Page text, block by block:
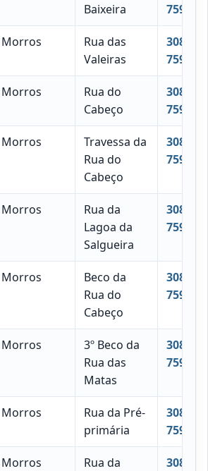
Baixeira
759
Morros
Rua das
Valeiras
3080-
759
Morros
Rua do
Cabeço
3080-
759
Morros
Travessa da
Rua do
Cabeço
3080-
759
Morros
Rua da
Lagoa da
Salgueira
3080-
759
Morros
Beco da
Rua do
Cabeço
3080-
759
Morros
3º Beco da
Rua das
Matas
3080-
759
Morros
Rua da Pré-
primária
3080-
759
Morros
Rua da
3080-